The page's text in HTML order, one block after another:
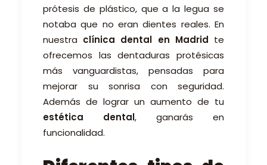
prótesis de plástico, que a la legua se
notaba que no eran dientes reales. En
nuestra clínica dental en Madrid te
ofrecemos las dentaduras protésicas
más vanguardistas, pensadas para
mejorar su sonrisa con seguridad.
Además de lograr un aumento de tu
estética dental, ganarás en
funcionalidad.